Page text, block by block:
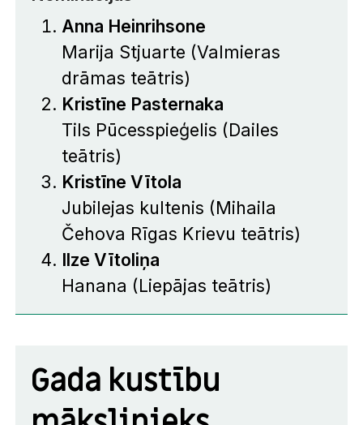
Anna Heinrihsone
Marija Stjuarte (Valmieras
drāmas teātris)
Kristīne Pasternaka
Tils Pūcesspieģelis (Dailes
teātris)
Kristīne Vītola
Jubilejas kultenis (Mihaila
Čehova Rīgas Krievu teātris)
Ilze Vītoliņa
Hanana (Liepājas teātris)
Gada kustību